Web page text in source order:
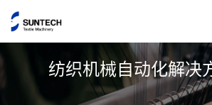
纺织机械自动化解决